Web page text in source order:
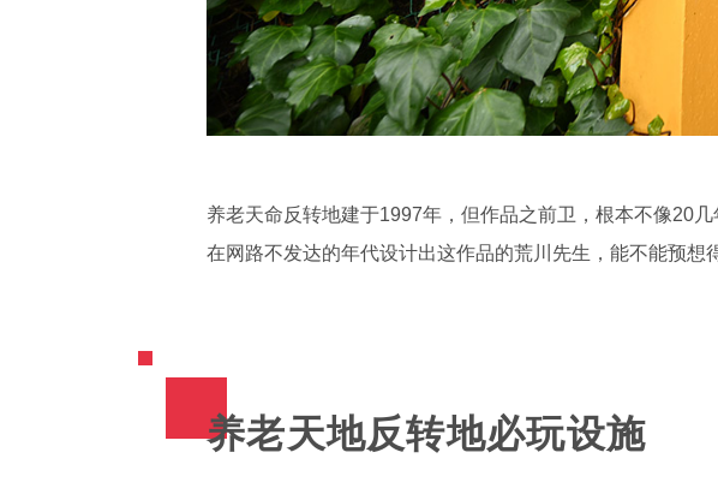
养老天命反转地建于1997年，但作品之前卫，根本不像20
在网路不发达的年代设计出这作品的荒川先生，能不能预想
养老天地反转地必玩设施